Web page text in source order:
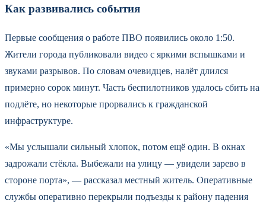
Как развивались события
Первые сообщения о работе ПВО появились около 1:50.
Жители города публиковали видео с яркими вспышками и
звуками разрывов. По словам очевидцев, налёт длился
примерно сорок минут. Часть беспилотников удалось сбить на
подлёте, но некоторые прорвались к гражданской
инфраструктуре.
«Мы услышали сильный хлопок, потом ещё один. В окнах
задрожали стёкла. Выбежали на улицу — увидели зарево в
стороне порта», — рассказал местный житель. Оперативные
службы оперативно перекрыли подъезды к району падения